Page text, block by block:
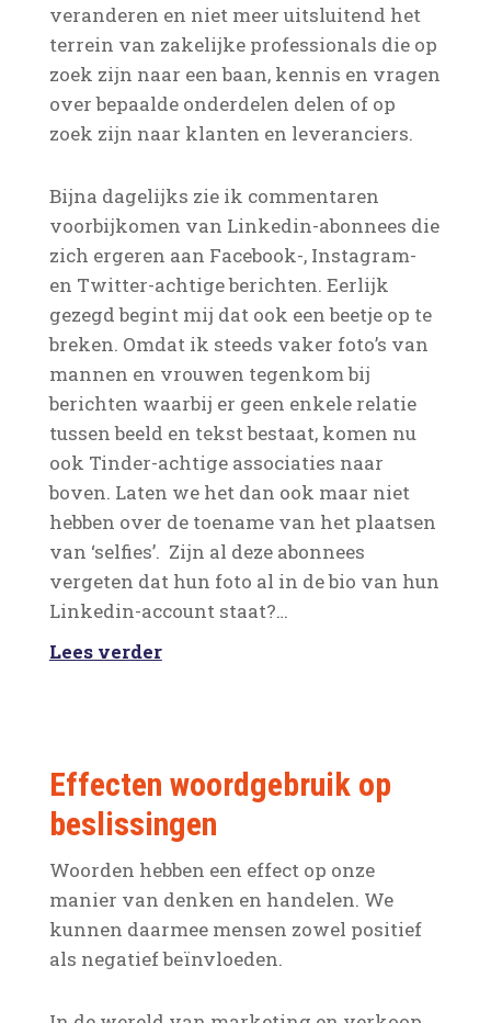
veranderen en niet meer uitsluitend het
terrein van zakelijke professionals die op
zoek zijn naar een baan, kennis en vragen
over bepaalde onderdelen delen of op
zoek zijn naar klanten en leveranciers.
Bijna dagelijks zie ik commentaren
voorbijkomen van Linkedin-abonnees die
zich ergeren aan Facebook-, Instagram-
en Twitter-achtige berichten. Eerlijk
gezegd begint mij dat ook een beetje op te
breken. Omdat ik steeds vaker foto’s van
mannen en vrouwen tegenkom bij
berichten waarbij er geen enkele relatie
tussen beeld en tekst bestaat, komen nu
ook Tinder-achtige associaties naar
boven. Laten we het dan ook maar niet
hebben over de toename van het plaatsen
van ‘selfies’. Zijn al deze abonnees
vergeten dat hun foto al in de bio van hun
Linkedin-account staat?…
Lees verder
Effecten woordgebruik op
beslissingen
Woorden hebben een effect op onze
manier van denken en handelen. We
kunnen daarmee mensen zowel positief
als negatief beïnvloeden.